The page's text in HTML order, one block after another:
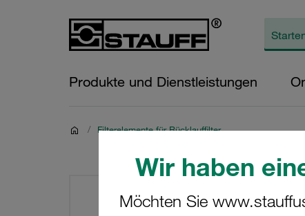
Wir haben
Möchten Sie
Produkte und Dienstleistungen
/ Filterelemente für Rücklauffilter